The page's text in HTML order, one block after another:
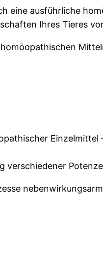
eine ausführliche
Ihres Tieres
verschiedener